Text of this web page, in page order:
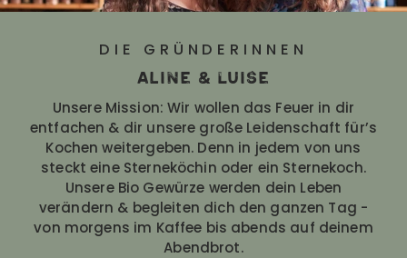
DIE GRÜNDERINNEN
Aline & Luise
Unsere Mission: Wir wollen das Feuer in dir
entfachen & dir unsere große Leidenschaft für’s
Kochen weitergeben. Denn in jedem von uns
steckt eine Sterneköchin oder ein Sternekoch.
Unsere Bio Gewürze werden dein Leben
verändern & begleiten dich den ganzen Tag -
von morgens im Kaffee bis abends auf deinem
Abendbrot.